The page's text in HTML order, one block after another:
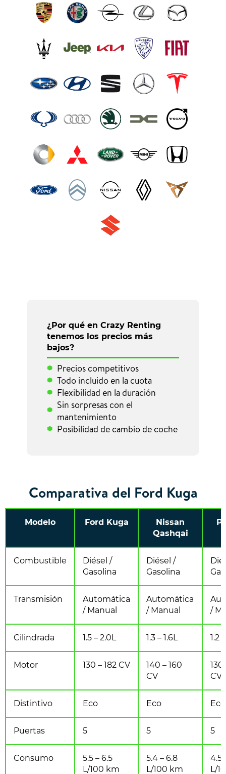
¿Por qué en Crazy Renting
tenemos los precios más
bajos?
Precios competitivos
Todo incluido en la cuota
Flexibilidad en la duración
Sin sorpresas con el
mantenimiento
Posibilidad de cambio de coche
Comparativa del Ford Kuga
Modelo Ford Kuga
Nissan
Qashqai
Combustible
Diésel /
Gasolina
Diésel /
Gasolina
Transmisión
Automática
/ Manual
Automática
/ Manual
/
Cilindrada 1.5 – 2.0L 1.3 – 1.6L 1.2
Motor 130 – 182 CV
140 – 160
CV
130
CV
Distintivo Eco Eco Eco
Puertas 5 5 5
Consumo
5.5 – 6.5
L/100 km
5.4 – 6.8
L/100 km
4.5
L/